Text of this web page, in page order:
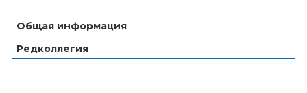
Общая информация
Редколлегия